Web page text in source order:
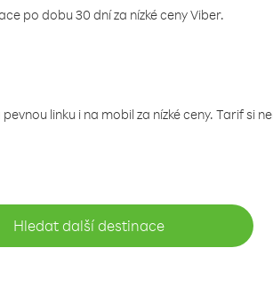
po dobu 30 dní za nízké ceny Viber.
linku i na mobil za nízké ceny. Tarif si
Hledat další destinace